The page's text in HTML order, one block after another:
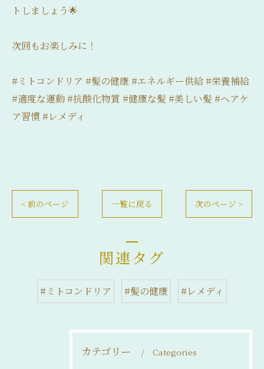
トしましょう🌟
次回もお楽しみに！
#ミトコンドリア #髪の健康 #エネルギー供給 #栄養補給
#適度な運動 #抗酸化物質 #健康な髪 #美しい髪 #ヘアケ
ア習慣 #レメディ
< 前のページ 一覧に戻る 次のページ >
関連タグ
#ミトコンドリア #髪の健康 #レメディ
カテゴリー Categories